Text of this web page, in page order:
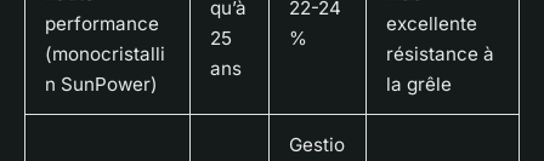
performance
(monocristalli
n SunPower)
qu’à
25
ans
22-24
%
excellente
résistance à
la grêle
Gestio